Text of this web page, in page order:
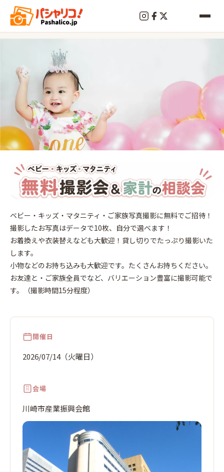
終
了
川崎
7 14
日 火
ベビー・キッズ・マタニティ・ご家族写真撮影に無料でご招待！
撮影したお写真はデータで10枚、自分で選べます！
お着換えや衣装替えなども大歓迎！貸し切りでたっぷり撮影いた
します。
小物などのお持ち込みも大歓迎です。たくさんお持ちください。
お友達と・ご家族全員でなど、バリエーション豊富に撮影可能で
す。（撮影時間15分程度）
開催日
2026/07/14（火曜日）
会場
川崎市産業振興会館